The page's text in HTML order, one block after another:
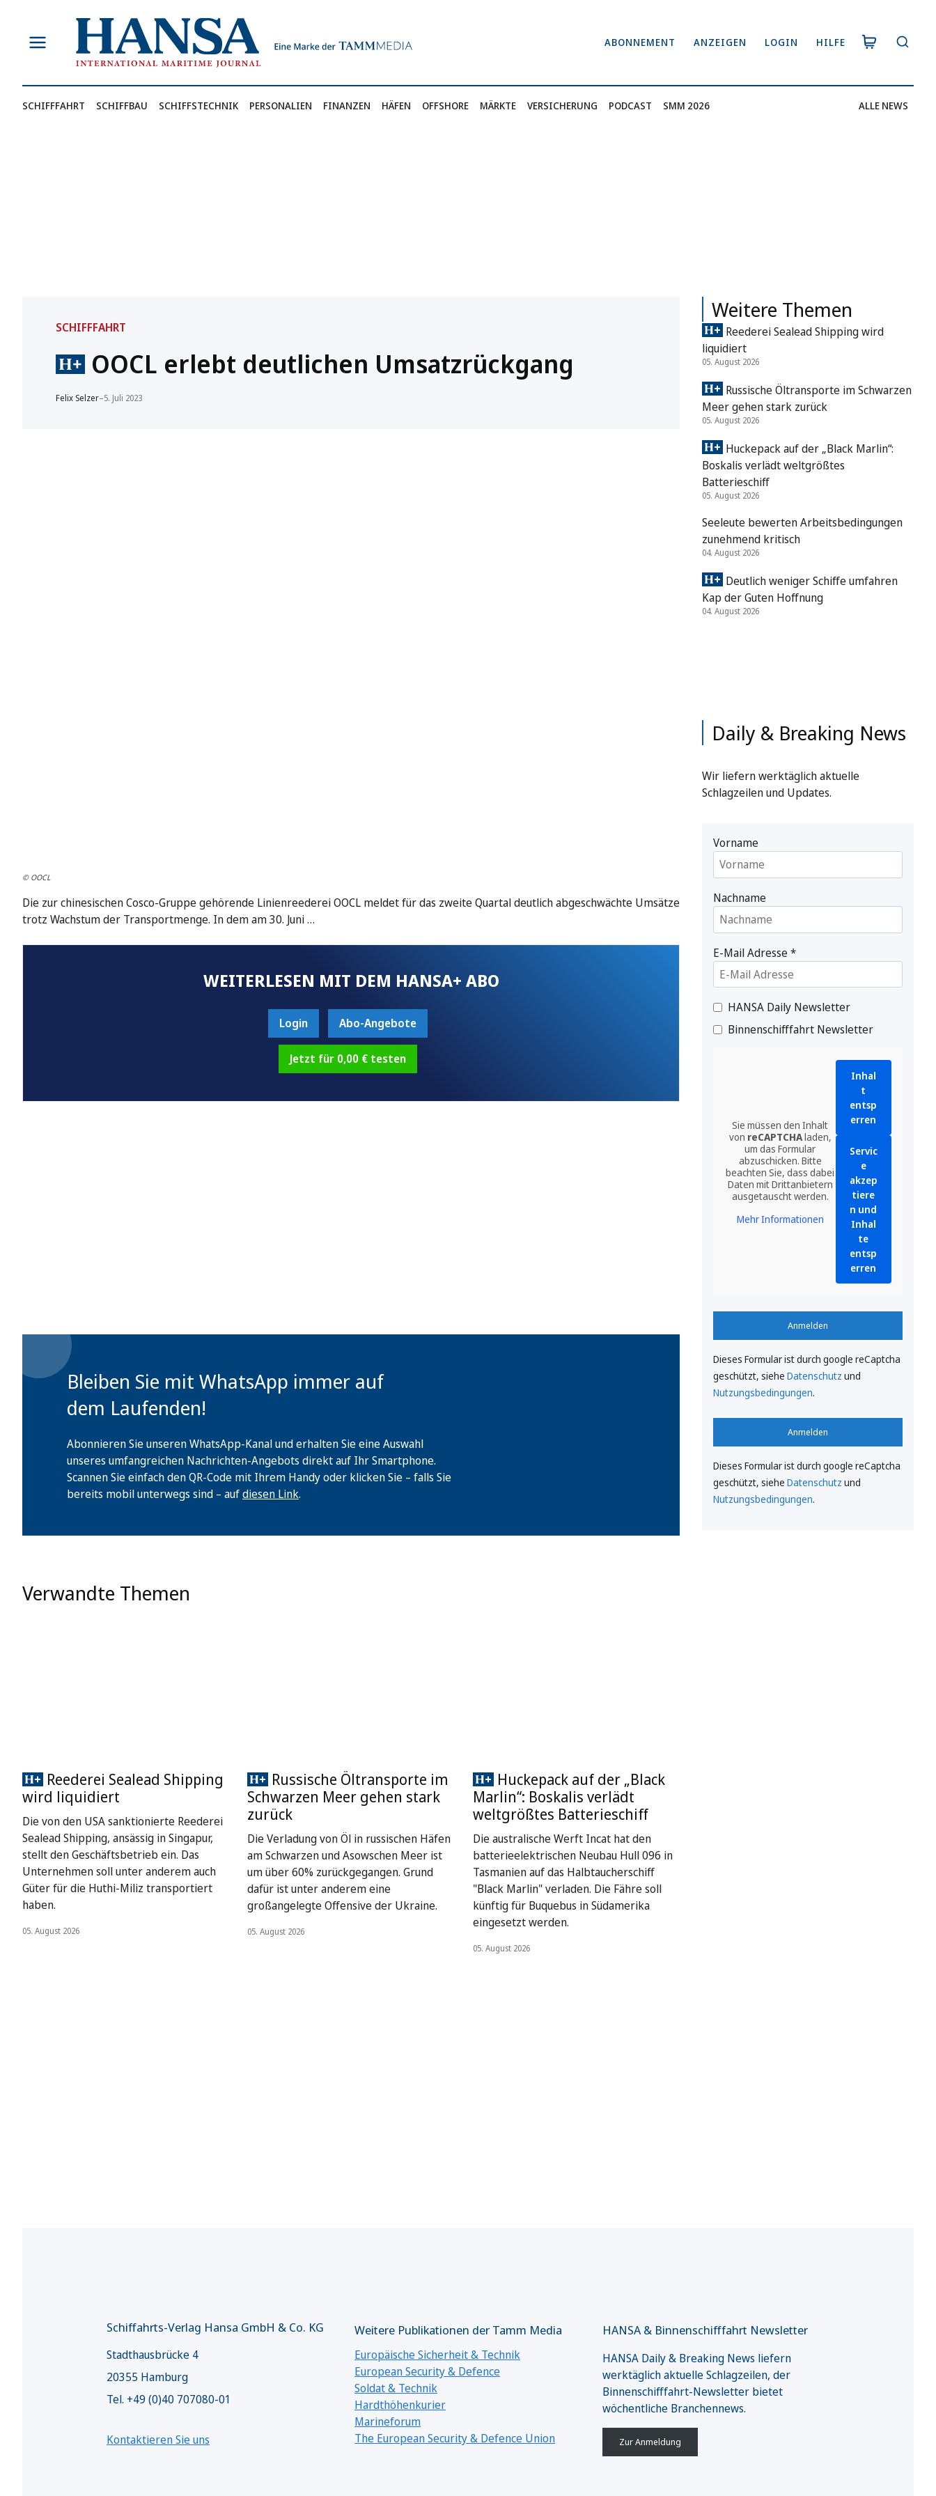
springen
ABONNEMENT ANZEIGEN LOGIN HILFE
SCHIFFFAHRT SCHIFFBAU SCHIFFSTECHNIK PERSONALIEN FINANZEN HÄFEN OFFSHORE MÄRKTE VERSICHERUNG PODCAST SMM 2026 ALLE NEWS
SCHIFFFAHRT
OOCL erlebt deutlichen Umsatzrückgang
Felix Selzer–5. Juli 2023
© OOCL
Die zur chinesischen Cosco-Gruppe gehörende Linienreederei OOCL meldet für das zweite Quartal deutlich abgeschwächte Umsätze
trotz Wachstum der Transportmenge. In dem am 30. Juni …
WEITERLESEN MIT DEM HANSA+ ABO
Login Abo-Angebote
Jetzt für 0,00 € testen
Bleiben Sie mit WhatsApp immer auf
dem Laufenden!
Abonnieren Sie unseren WhatsApp-Kanal und erhalten Sie eine Auswahl
unseres umfangreichen Nachrichten-Angebots direkt auf Ihr Smartphone.
Scannen Sie einfach den QR-Code mit Ihrem Handy oder klicken Sie – falls Sie
bereits mobil unterwegs sind – aufdiesen Link.
Verwandte Themen
Reederei Sealead Shipping
wird liquidiert
Die von den USA sanktionierte Reederei
Sealead Shipping, ansässig in Singapur,
stellt den Geschäftsbetrieb ein. Das
Unternehmen soll unter anderem auch
Güter für die Huthi-Miliz transportiert
haben.
05. August 2026
Russische Öltransporte im
Schwarzen Meer gehen stark
zurück
Die Verladung von Öl in russischen Häfen
am Schwarzen und Asowschen Meer ist
um über 60% zurückgegangen. Grund
dafür ist unter anderem eine
großangelegte Offensive der Ukraine.
05. August 2026
Huckepack auf der „Black
Marlin“: Boskalis verlädt
weltgrößtes Batterieschiff
Die australische Werft Incat hat den
batterieelektrischen Neubau Hull 096 in
Tasmanien auf das Halbtaucherschiff
"Black Marlin" verladen. Die Fähre soll
künftig für Buquebus in Südamerika
eingesetzt werden.
05. August 2026
Weitere Themen
Reederei Sealead Shipping wird
liquidiert
05. August 2026
Russische Öltransporte im Schwarzen
Meer gehen stark zurück
05. August 2026
Huckepack auf der „Black Marlin“:
Boskalis verlädt weltgrößtes
Batterieschiff
05. August 2026
Seeleute bewerten Arbeitsbedingungen
zunehmend kritisch
04. August 2026
Deutlich weniger Schiffe umfahren
Kap der Guten Hoffnung
04. August 2026
Daily & Breaking News
Wir liefern werktäglich aktuelle
Schlagzeilen und Updates.
Vorname
Nachname
E-Mail Adresse*
HANSA Daily Newsletter
Binnenschifffahrt Newsletter
Sie müssen den Inhalt
von reCAPTCHAladen,
um das Formular
abzuschicken. Bitte
beachten Sie, dass dabei
Daten mit Drittanbietern
ausgetauscht werden.
Mehr Informationen
Inhal
t
entsp
erren
Servic
e
akzep
tiere
n und
Inhal
te
entsp
erren
Anmelden
Dieses Formular ist durch google reCaptcha
geschützt, siehe Datenschutz und
Nutzungsbedingungen.
Anmelden
Dieses Formular ist durch google reCaptcha
geschützt, siehe Datenschutz und
Nutzungsbedingungen.
Schiffahrts-Verlag Hansa GmbH & Co. KG
Stadthausbrücke 4
20355 Hamburg
Tel. +49 (0)40 707080-01
Kontaktieren Sie uns
Weitere Publikationen der Tamm Media
Europäische Sicherheit & Technik
European Security & Defence
Soldat & Technik
Hardthöhenkurier
Marineforum
The European Security & Defence Union
HANSA & Binnenschifffahrt Newsletter
HANSA Daily & Breaking News liefern
werktäglich aktuelle Schlagzeilen, der
Binnenschifffahrt-Newsletter bietet
wöchentliche Branchennews.
Zur Anmeldung